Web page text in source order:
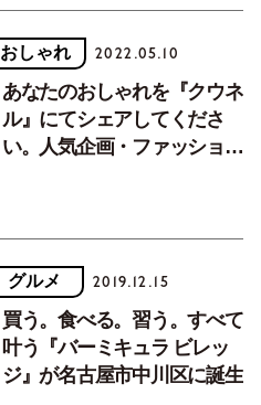
おしゃれ 2022.05.10
あなたのおしゃれを『クウネ
ル』にてシェアしてくださ
い。人気企画・ファッション
グルメ 2019.12.15
買う。食べる。習う。すべて
叶う『バーミキュラ ビレッ
ジ』が名古屋市中川区に誕生